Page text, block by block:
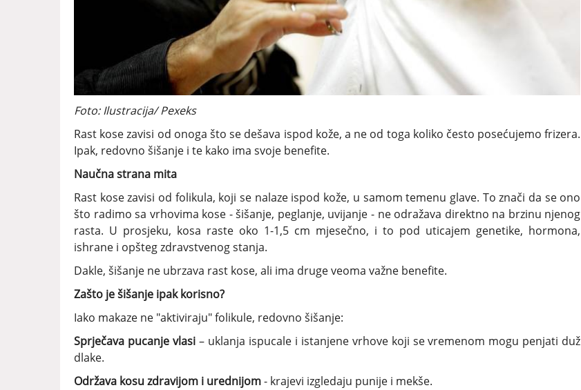
Foto: Ilustracija/ Pexeks
Rast kose zavisi od onoga što se dešava ispod kože, a ne od toga koliko često posećujemo frizera.
Ipak, redovno šišanje i te kako ima svoje benefite.
Naučna strana mita
Rast kose zavisi od folikula, koji se nalaze ispod kože, u samom temenu glave. To znači da se ono
što radimo sa vrhovima kose - šišanje, peglanje, uvijanje - ne odražava direktno na brzinu njenog
rasta. U prosjeku, kosa raste oko 1-1,5 cm mjesečno, i to pod uticajem genetike, hormona,
ishrane i opšteg zdravstvenog stanja.
Dakle, šišanje ne ubrzava rast kose, ali ima druge veoma važne benefite.
Zašto je šišanje ipak korisno?
Iako makaze ne "aktiviraju" folikule, redovno šišanje:
Sprječava pucanje vlasi– uklanja ispucale i istanjene vrhove koji se vremenom mogu penjati duž
dlake.
Održava kosu zdravijom i urednijom- krajevi izgledaju punije i mekše.